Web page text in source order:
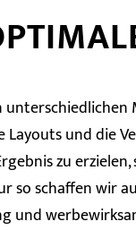
unterschiedlichen
und die
zu
so schaffen wir
und